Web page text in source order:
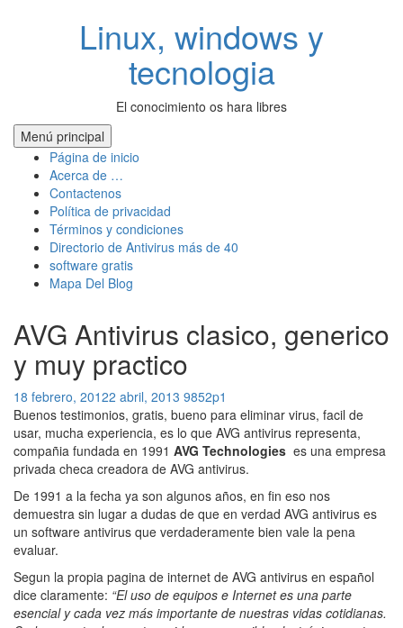
Linux, windows y
tecnologia
El conocimiento os hara libres
Menú principal
Página de inicio
Acerca de …
Contactenos
Política de privacidad
Términos y condiciones
Directorio de Antivirus más de 40
software gratis
Mapa Del Blog
AVG Antivirus clasico, generico
y muy practico
18 febrero, 20122 abril, 2013 9852p1
Buenos testimonios, gratis, bueno para eliminar virus, facil de
usar, mucha experiencia, es lo que AVG antivirus representa,
compañia fundada en 1991 AVG Technologies es una empresa
privada checa creadora de AVG antivirus.
De 1991 a la fecha ya son algunos años, en fin eso nos
demuestra sin lugar a dudas de que en verdad AVG antivirus es
un software antivirus que verdaderamente bien vale la pena
evaluar.
Segun la propia pagina de internet de AVG antivirus en español
dice claramente: “El uso de equipos e Internet es una parte
esencial y cada vez más importante de nuestras vidas cotidianas.